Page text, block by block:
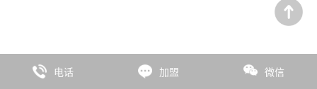
电话 加盟 微信